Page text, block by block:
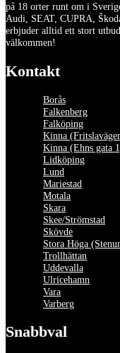
på 18 orter runt om i
Audi, SEAT, CUPRA,
erbjuder alltid ett stort
välkommen!
Kontakt
Borås
Falkenberg
Falköping
Kinna
Kinna (Ehns gata
Lidköping
Lund
Mariestad
Motala
Skara
Skee/Strömstad
Skövde
Stora Höga
Trollhättan
Uddevalla
Ulricehamn
Vara
Varberg
Snabbval